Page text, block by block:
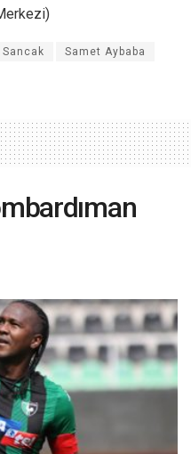
Samet Aybaba